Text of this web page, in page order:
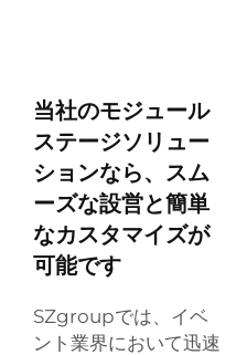
当社のモジュール
ステージソリュー
ションなら、スム
ーズな設営と簡単
なカスタマイズが
可能です
SZgroupでは、イベ
ント業界において迅速